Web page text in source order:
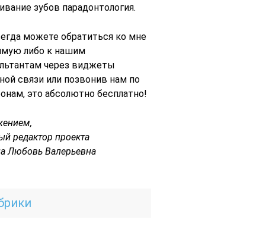
зубов парадонтология.
можете обратиться ко мне
либо к нашим
через виджеты
связи или позвонив нам по
это абсолютно бесплатно!
редактор проекта
Любовь Валерьевна